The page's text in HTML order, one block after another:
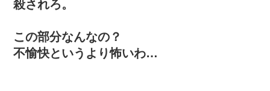
殺されろ。
この部分なんなの？
不愉快というより怖いわ…